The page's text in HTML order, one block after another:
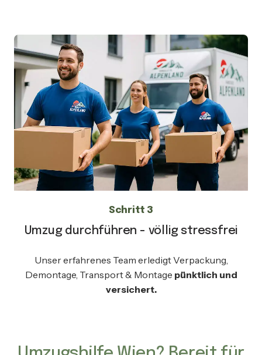
Schritt 3
Umzug durchführen - völlig stressfrei
Unser erfahrenes Team erledigt Verpackung,
Demontage, Transport & Montage pünktlich und
versichert.